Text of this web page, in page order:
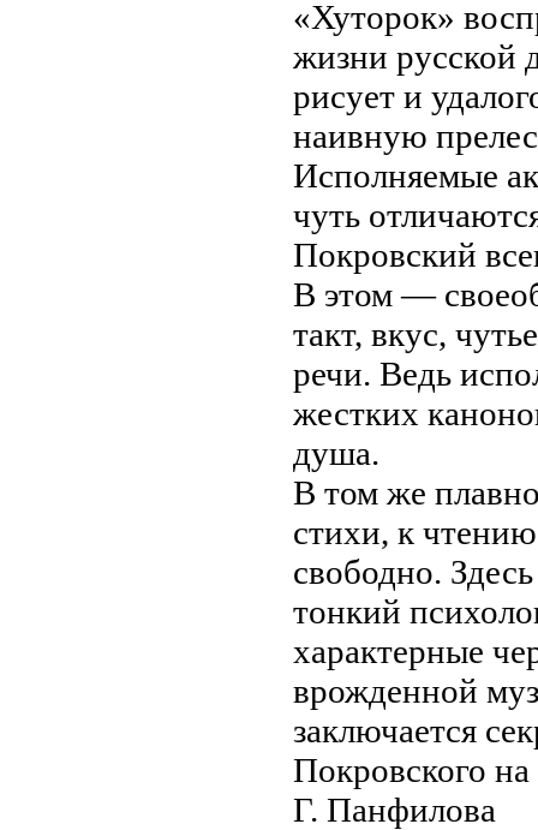
«Хуторок»
жизни русской
рисует и
наивную
Исполняемые
чуть
Покровский
В этом —
такт, вкус,
речи. Ведь
жестких
душа.
В том же
стихи, к
свободно.
тонкий
характерные
врожденной
заключается
Покровского
Г. Панфилова